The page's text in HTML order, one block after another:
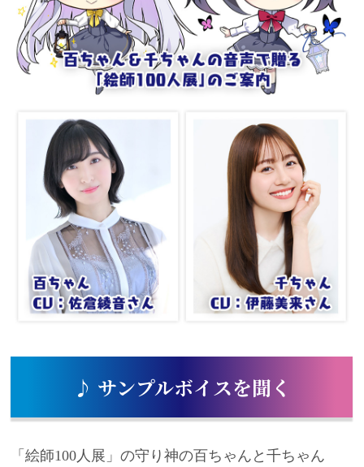
♪ サンプルボイスを聞く
「絵師100人展」の守り神の百ちゃんと千ちゃん